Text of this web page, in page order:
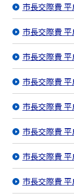
市長交際費
市長交際費
市長交際費
市長交際費
市長交際費
市長交際費
市長交際費
市長交際費